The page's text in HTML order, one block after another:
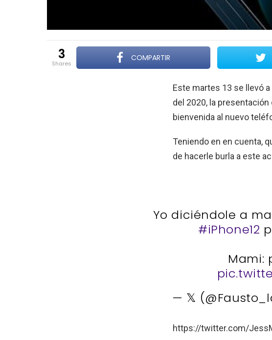
3
shares
COMPARTIR
Este martes 13 se llevó
del 2020, la presentación
bienvenida al nuevo
Teniendo en en cuenta,
de hacerle burla a este
Yo diciéndole a
#iPhone12
Mami:
— 𝕏
https://twitter.com/